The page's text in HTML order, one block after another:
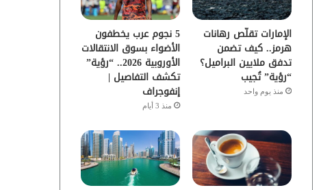
ك
ب
ر
ا
م
الإمارات تقلّص رهانات
هرمز.. كيف تضمن
تدفق ملايين البراميل؟
“رؤية” تُجيب
منذ يوم واحد
5 نجوم عرب يخطفون
الأضواء بسوق الانتقالات
الأوروبية 2026.. “رؤية”
تكشف التفاصيل |
إنفوجراف
منذ 3 أيام